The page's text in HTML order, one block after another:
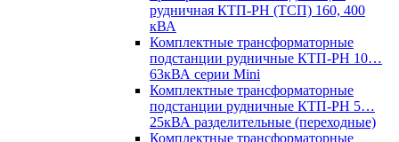
рудничная КТП-РН (ТСП) 160, 400
кВА
Комплектные трансформаторные
подстанции рудничные КТП-РН 10…
63кВА серии Mini
Комплектные трансформаторные
подстанции рудничные КТП-РН 5…
25кВА разделительные (переходные)
Комплектные трансформаторные